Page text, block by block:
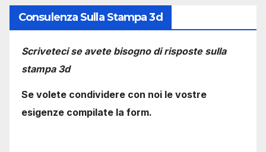
Consulenza Sulla Stampa 3d
Scriveteci se avete bisogno di risposte sulla
stampa 3d
Se volete condividere con noi le vostre
esigenze compilate la form.